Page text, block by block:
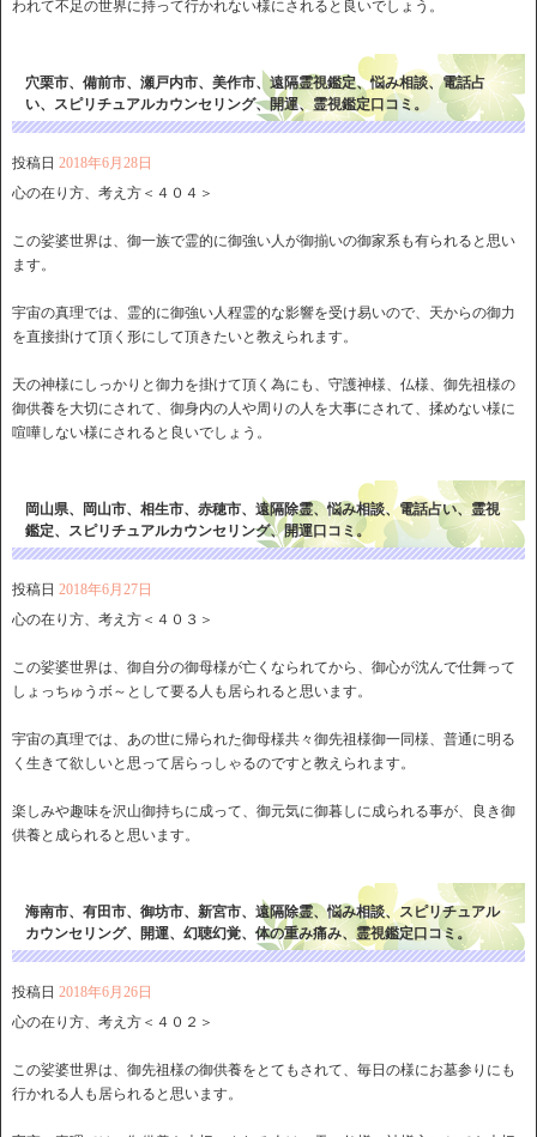
われて不足の世界に持って行かれない様にされると良いでしょう。
穴栗市、備前市、瀬戸内市、美作市、遠隔霊視鑑定、悩み相談、電話占
い、スピリチュアルカウンセリング、開運、霊視鑑定口コミ。
投稿日 2018年6月28日
心の在り方、考え方＜４０４＞
この娑婆世界は、御一族で霊的に御強い人が御揃いの御家系も有られると思い
ます。
宇宙の真理では、霊的に御強い人程霊的な影響を受け易いので、天からの御力
を直接掛けて頂く形にして頂きたいと教えられます。
天の神様にしっかりと御力を掛けて頂く為にも、守護神様、仏様、御先祖様の
御供養を大切にされて、御身内の人や周りの人を大事にされて、揉めない様に
喧嘩しない様にされると良いでしょう。
岡山県、岡山市、相生市、赤穂市、遠隔除霊、悩み相談、電話占い、霊視
鑑定、スピリチュアルカウンセリング、開運口コミ。
投稿日 2018年6月27日
心の在り方、考え方＜４０３＞
この娑婆世界は、御自分の御母様が亡くなられてから、御心が沈んで仕舞って
しょっちゅうボ～として要る人も居られると思います。
宇宙の真理では、あの世に帰られた御母様共々御先祖様御一同様、普通に明る
く生きて欲しいと思って居らっしゃるのですと教えられます。
楽しみや趣味を沢山御持ちに成って、御元気に御暮しに成られる事が、良き御
供養と成られると思います。
海南市、有田市、御坊市、新宮市、遠隔除霊、悩み相談、スピリチュアル
カウンセリング、開運、幻聴幻覚、体の重み痛み、霊視鑑定口コミ。
投稿日 2018年6月26日
心の在り方、考え方＜４０２＞
この娑婆世界は、御先祖様の御供養をとてもされて、毎日の様にお墓参りにも
行かれる人も居られると思います。